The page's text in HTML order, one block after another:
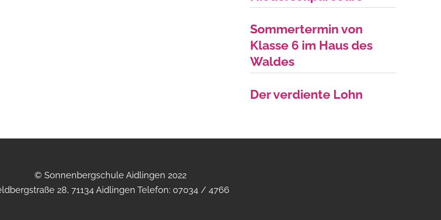
Sommertermin von
Klasse 6 im Haus des
Waldes
Der verdiente Lohn
© Sonnenbergschule Aidlingen 2022
28, 71134 Aidlingen Telefon: 07034 / 4766